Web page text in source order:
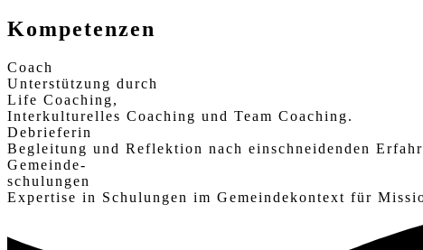
Kompetenzen
Coach
Unterstützung durch
Life Coaching,
Interkulturelles Coaching und Team Coaching.
Debrieferin
Begleitung und Reflektion nach einschneidenden
Gemeinde-
schulungen
Expertise in Schulungen im Gemeindekontext für